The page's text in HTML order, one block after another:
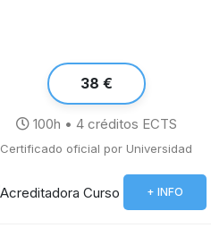
38 €
100h • 4 créditos ECTS
Certificado oficial por Universidad
+ INFO